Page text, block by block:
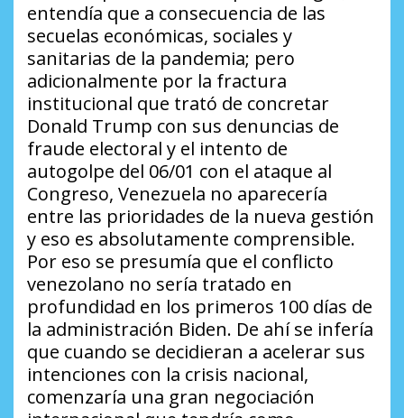
entendía que a consecuencia de las
secuelas económicas, sociales y
sanitarias de la pandemia; pero
adicionalmente por la fractura
institucional que trató de concretar
Donald Trump con sus denuncias de
fraude electoral y el intento de
autogolpe del 06/01 con el ataque al
Congreso, Venezuela no aparecería
entre las prioridades de la nueva gestión
y eso es absolutamente comprensible.
Por eso se presumía que el conflicto
venezolano no sería tratado en
profundidad en los primeros 100 días de
la administración Biden. De ahí se infería
que cuando se decidieran a acelerar sus
intenciones con la crisis nacional,
comenzaría una gran negociación